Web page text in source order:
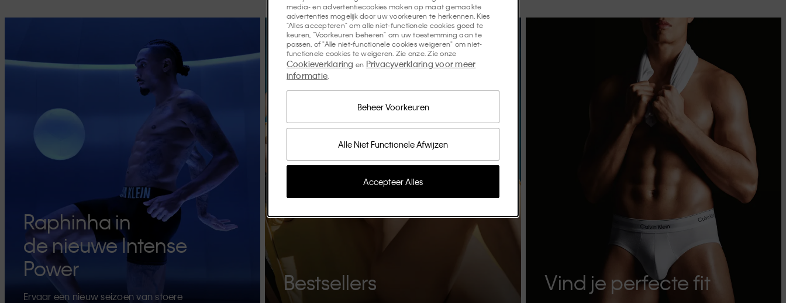
Raphinha in
de nieuwe Intense
Power
Ervaar een nieuw seizoen van stoere
Bestsellers Vind je perfecte fit
media- en advertentiecookies maken op maat gemaakte
advertenties mogelijk door uw voorkeuren te herkennen. Kies
"Alles accepteren" om alle niet-functionele cookies goed te
keuren, "Voorkeuren beheren" om uw toestemming aan te
passen, of "Alle niet-functionele cookies weigeren" om niet-
functionele cookies te weigeren. Zie onze. Zie onze
Cookieverklaring en Privacyverklaring voor meer
informatie
Alle Niet Functionele Afwijzen
Beheer Voorkeuren
Accepteer Alles